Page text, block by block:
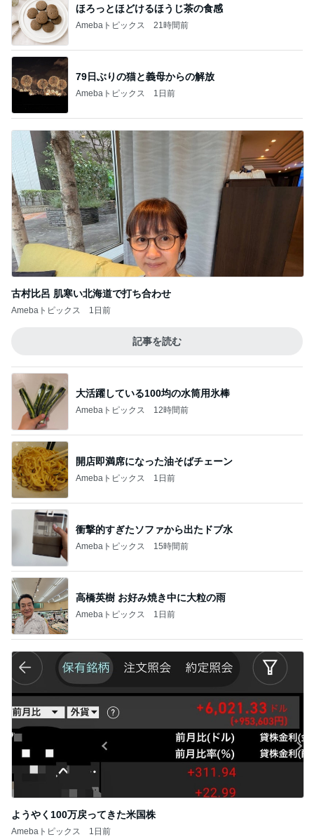
ほろっとほどけるほうじ茶の食感
Amebaトピックス 21時間前
79日ぶりの猫と義母からの解放
Amebaトピックス 1日前
古村比呂 肌寒い北海道で打ち合わせ
Amebaトピックス 1日前
記事を読む
大活躍している100均の水筒用氷棒
Amebaトピックス 12時間前
開店即満席になった油そばチェーン
Amebaトピックス 1日前
衝撃的すぎたソファから出たドブ水
Amebaトピックス 15時間前
高橋英樹 お好み焼き中に大粒の雨
Amebaトピックス 1日前
ようやく100万戻ってきた米国株
Amebaトピックス 1日前